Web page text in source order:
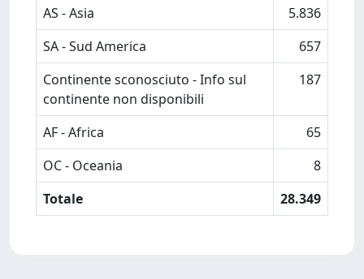
AS - Asia
5.836
SA - Sud America
657
Continente sconosciuto - Info sul
continente non disponibili
187
AF - Africa
65
OC - Oceania
8
Totale
28.349